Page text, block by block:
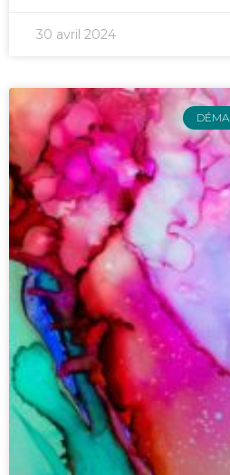
30 avril 2024